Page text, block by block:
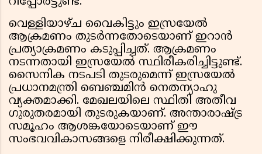
വെള്ളിയാഴ്ച വൈകിട്ടും ഇസ്രയേൽ
ആക്രമണം തുടർന്നതോടെയാണ് ഇറാൻ
പ്രത്യാക്രമണം കടുപ്പിച്ചത്. ആക്രമണം
നടന്നതായി ഇസ്രയേൽ സ്ഥിരീകരിച്ചിട്ടുണ്ട്.
സൈനിക നടപടി തുടരുമെന്ന് ഇസ്രയേൽ
പ്രധാനമന്ത്രി ബെഞ്ചമിൻ നെതന്യാഹു
വ്യക്തമാക്കി. മേഖലയിലെ സ്ഥിതി അതീവ
ഗുരുതരമായി തുടരുകയാണ്. അന്താരാഷ്ട്ര
സമൂഹം ആശങ്കയോടെയാണ് ഈ
സംഭവവികാസങ്ങളെ നിരീക്ഷിക്കുന്നത്.